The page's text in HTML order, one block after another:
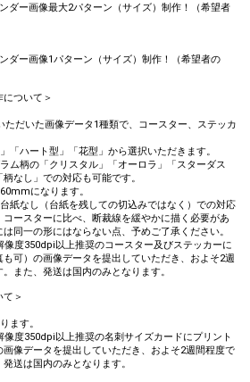
ー画像最大2パターン（サイズ）制作！（希望者
ー画像1パターン（サイズ）制作！（希望者の
ついて＞
だいた画像データ1種類で、コースター、ステッカ
「ハート型」「花型」から選択いただきます。
ム柄の「クリスタル」「オーロラ」「スターダス
なし」での対応も可能です。
になります。
紙なし（台紙を残しての切込みではなく）での対応
ースターに比べ、断裁線を緩やかに描く必要があ
同一の形にはならない点、予めご了承ください。
度350dpi以上推奨のコースター及びステッカーに
可）の画像データを提出していただき、およそ2週
また、発送は国内のみとなります。
＞
ます。
度350dpi以上推奨の名刺サイズカードにプリント
像データを提出していただき、およそ2週間程度で
送は国内のみとなります。